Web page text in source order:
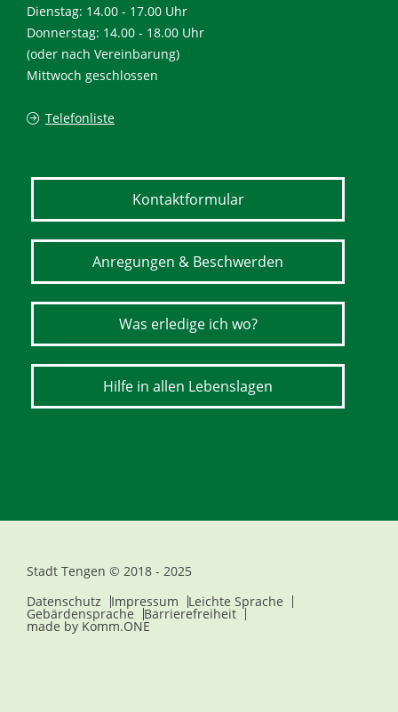
Dienstag: 14.00 - 17.00 Uhr
Donnerstag: 14.00 - 18.00 Uhr
(oder nach Vereinbarung)
Mittwoch geschlossen
Telefonliste
Kontaktformular
Anregungen & Beschwerden
Was erledige ich wo?
Hilfe in allen Lebenslagen
Stadt Tengen © 2018 - 2025
Datenschutz
Impressum Leichte Sprache
Gebärdensprache Barrierefreiheit
made by Komm.ONE